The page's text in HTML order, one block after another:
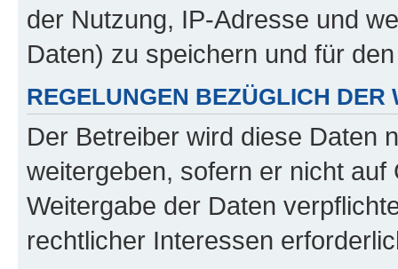
der Nutzung, IP-Adresse und
Daten) zu speichern und für
REGELUNGEN BEZÜGLICH DER
Der Betreiber wird diese Daten
weitergeben, sofern er nicht
Weitergabe der Daten
rechtlicher Interessen